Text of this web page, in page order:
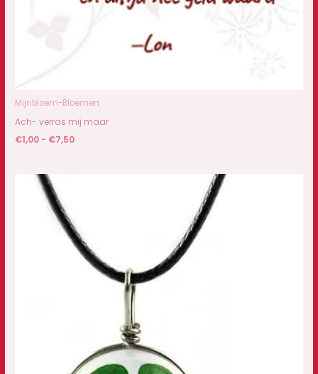
Mijnbloem-Bloemen
Ach- verras mij maar
€1,00 - €7,50